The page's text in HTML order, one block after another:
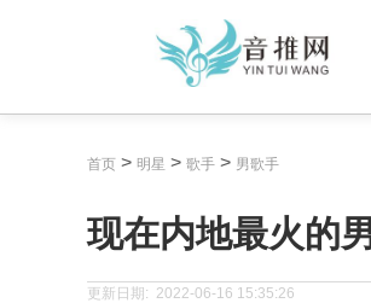
首页 > 明星 > 歌手 > 男歌手
现在内地最火的
更新日期: 2022-06-16 15:35:26